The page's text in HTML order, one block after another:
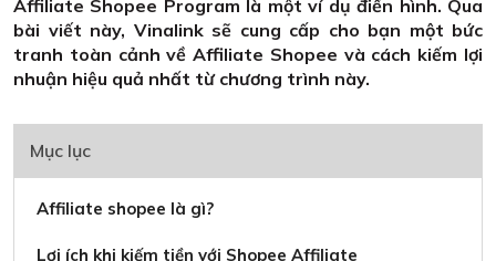
Affiliate Shopee Program là một ví dụ điển hình. Qua
bài viết này, Vinalink sẽ cung cấp cho bạn một bức
tranh toàn cảnh về Affiliate Shopee và cách kiếm lợi
nhuận hiệu quả nhất từ chương trình này.
Mục lục
Affiliate shopee là gì?
Lợi ích khi kiếm tiền với Shopee Affiliate